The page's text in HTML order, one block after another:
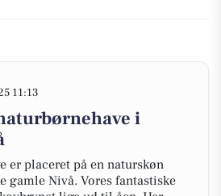
11:13
i
er placeret på en naturskøn
gamle Nivå. Vores fantastiske